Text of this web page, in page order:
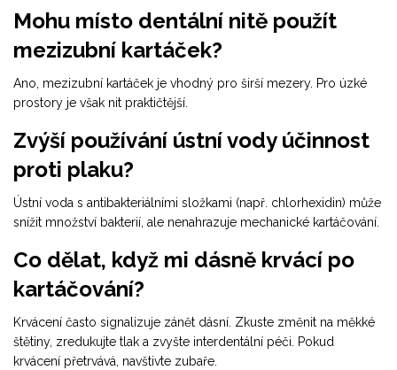
Mohu místo dentální nitě použít
mezizubní kartáček?
Ano, mezizubní kartáček je vhodný pro širší mezery. Pro úzké
prostory je však nit praktičtější.
Zvýší používání ústní vody účinnost
proti plaku?
Ústní voda s antibakteriálními složkami (např. chlorhexidin) může
snížit množství bakterií, ale nenahrazuje mechanické kartáčování.
Co dělat, když mi dásně krvácí po
kartáčování?
Krvácení často signalizuje zánět dásní. Zkuste změnit na měkké
štětiny, zredukujte tlak a zvyšte interdentální péči. Pokud
krvácení přetrvává, navštivte zubaře.